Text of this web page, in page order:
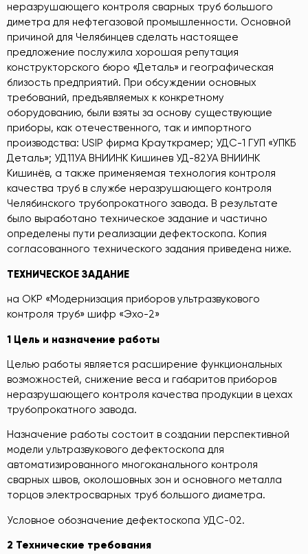
неразрушающего контроля сварных труб большого
диметра для нефтегазовой промышленности. Основной
причиной для Челябинцев сделать настоящее
предложение послужила хорошая репутация
конструкторского бюро «Деталь» и географическая
близость предприятий. При обсуждении основных
требований, предъявляемых к конкретному
оборудованию, были взяты за основу существующие
приборы, как отечественного, так и импортного
производства: USIP фирма Крауткрамер; УДС-1 ГУП «УПКБ
Деталь»; УД11УА ВНИИНК Кишинев УД-82УА ВНИИНК
Кишинёв, а также применяемая технология контроля
качества труб в службе неразрушающего контроля
Челябинского трубопрокатного завода. В результате
было выработано техническое задание и частично
определены пути реализации дефектоскопа. Копия
согласованного технического задания приведена ниже.
ТЕХНИЧЕСКОЕ ЗАДАНИЕ
на ОКР «Модернизация приборов ультразвукового
контроля труб» шифр «Эхо-2»
1 Цель и назначение работы
Целью работы является расширение функциональных
возможностей, снижение веса и габаритов приборов
неразрушающего контроля качества продукции в цехах
трубопрокатного завода.
Назначение работы состоит в создании перспективной
модели ультразвукового дефектоскопа для
автоматизированного многоканального контроля
сварных швов, околошовных зон и основного металла
торцов электросварных труб большого диаметра.
Условное обозначение дефектоскопа УДС-02.
2 Технические требования